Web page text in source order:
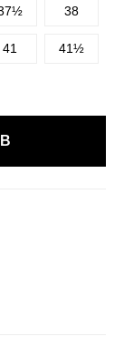
38
41 41½